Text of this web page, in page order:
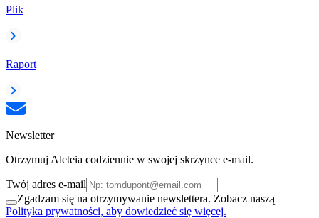
Plik
Raport
Newsletter
Otrzymuj Aleteia codziennie w swojej skrzynce e-mail.
Twój adres e-mail
Zgadzam się na otrzymywanie newslettera. Zobacz naszą
Polityka prywatności, aby dowiedzieć się więcej.